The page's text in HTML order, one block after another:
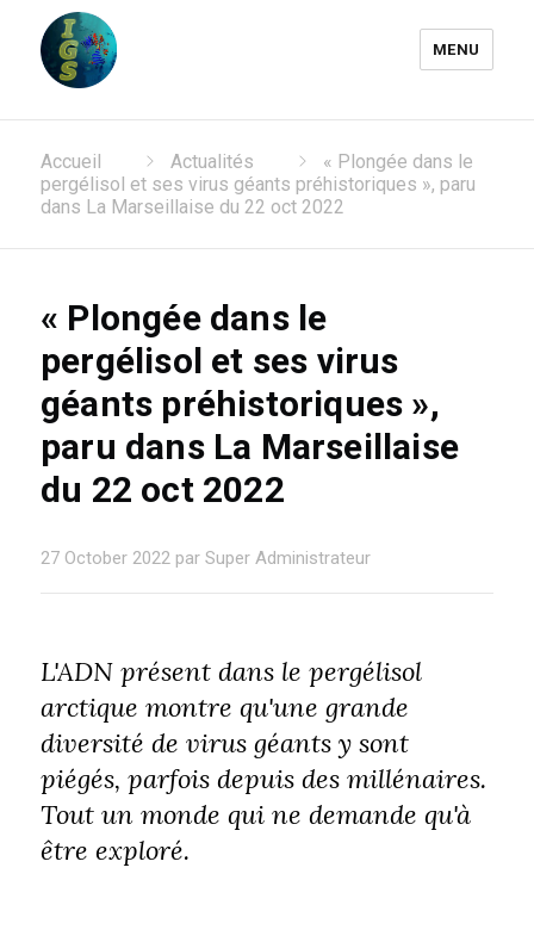
Génomique et Structurale
MENU
Accueil Actualités
« Plongée dans le
pergélisol et ses virus géants préhistoriques », paru
dans La Marseillaise du 22 oct 2022
« Plongée dans le
pergélisol et ses virus
géants préhistoriques »,
paru dans La Marseillaise
du 22 oct 2022
27 October 2022 par Super Administrateur
L'ADN présent dans le pergélisol
arctique montre qu'une grande
diversité de virus géants y sont
piégés, parfois depuis des millénaires.
Tout un monde qui ne demande qu'à
être exploré.